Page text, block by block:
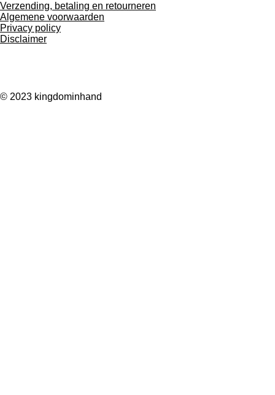
Verzending, betaling en retourneren
Algemene voorwaarden
Privacy policy
Disclaimer
a
n
h
© 2023 kingdominhand